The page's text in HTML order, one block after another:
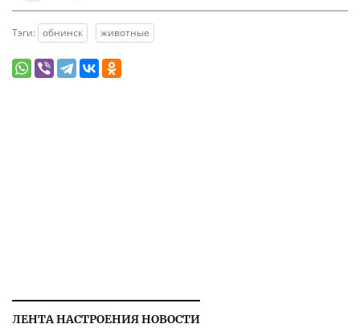
Тэги: обнинск животные
ЛЕНТА НАСТРОЕНИЯ НОВОСТИ